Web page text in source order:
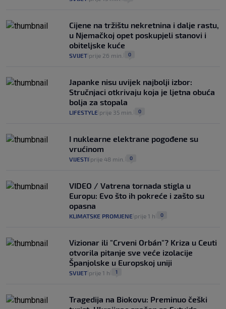
Cijene na tržištu nekretnina i dalje rastu,
u Njemačkoj opet poskupjeli stanovi i
obiteljske kuće
SVIJET prije 26 min. 0
Japanke nisu uvijek najbolji izbor:
Stručnjaci otkrivaju koja je ljetna obuća
bolja za stopala
LIFESTYLE prije 35 min. 0
I nuklearne elektrane pogođene su
vrućinom
VIJESTI prije 48 min. 0
VIDEO / Vatrena tornada stigla u
Europu: Evo što ih pokreće i zašto su
opasna
KLIMATSKE PROMJENE prije 1 h 0
Vizionar ili "Crveni Orbán"? Kriza u Ceuti
otvorila pitanje sve veće izolacije
Španjolske u Europskoj uniji
SVIJET prije 1 h 1
Tragedija na Biokovu: Preminuo češki